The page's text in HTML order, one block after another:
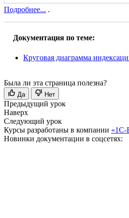
Подробнее... .
Документация по теме:
Круговая диаграмма
Была ли эта страница полезна?
Да Нет
Предыдущий урок
Наверх
Следующий урок
Курсы разработаны в компании «1С-
Новинки документации в соцсетях: